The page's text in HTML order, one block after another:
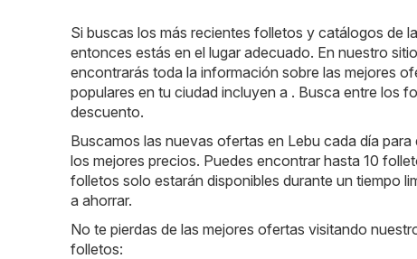
Si buscas los más recientes folletos y catálogos de
entonces estás en el lugar adecuado. En nuestro
encontrarás toda la información sobre las mejores
populares en tu ciudad incluyen a . Busca entre los
descuento.
Buscamos las nuevas ofertas en Lebu cada día
los mejores precios. Puedes encontrar hasta 10
folletos solo estarán disponibles durante un tiempo
a ahorrar.
No te pierdas de las mejores ofertas visitando
folletos: